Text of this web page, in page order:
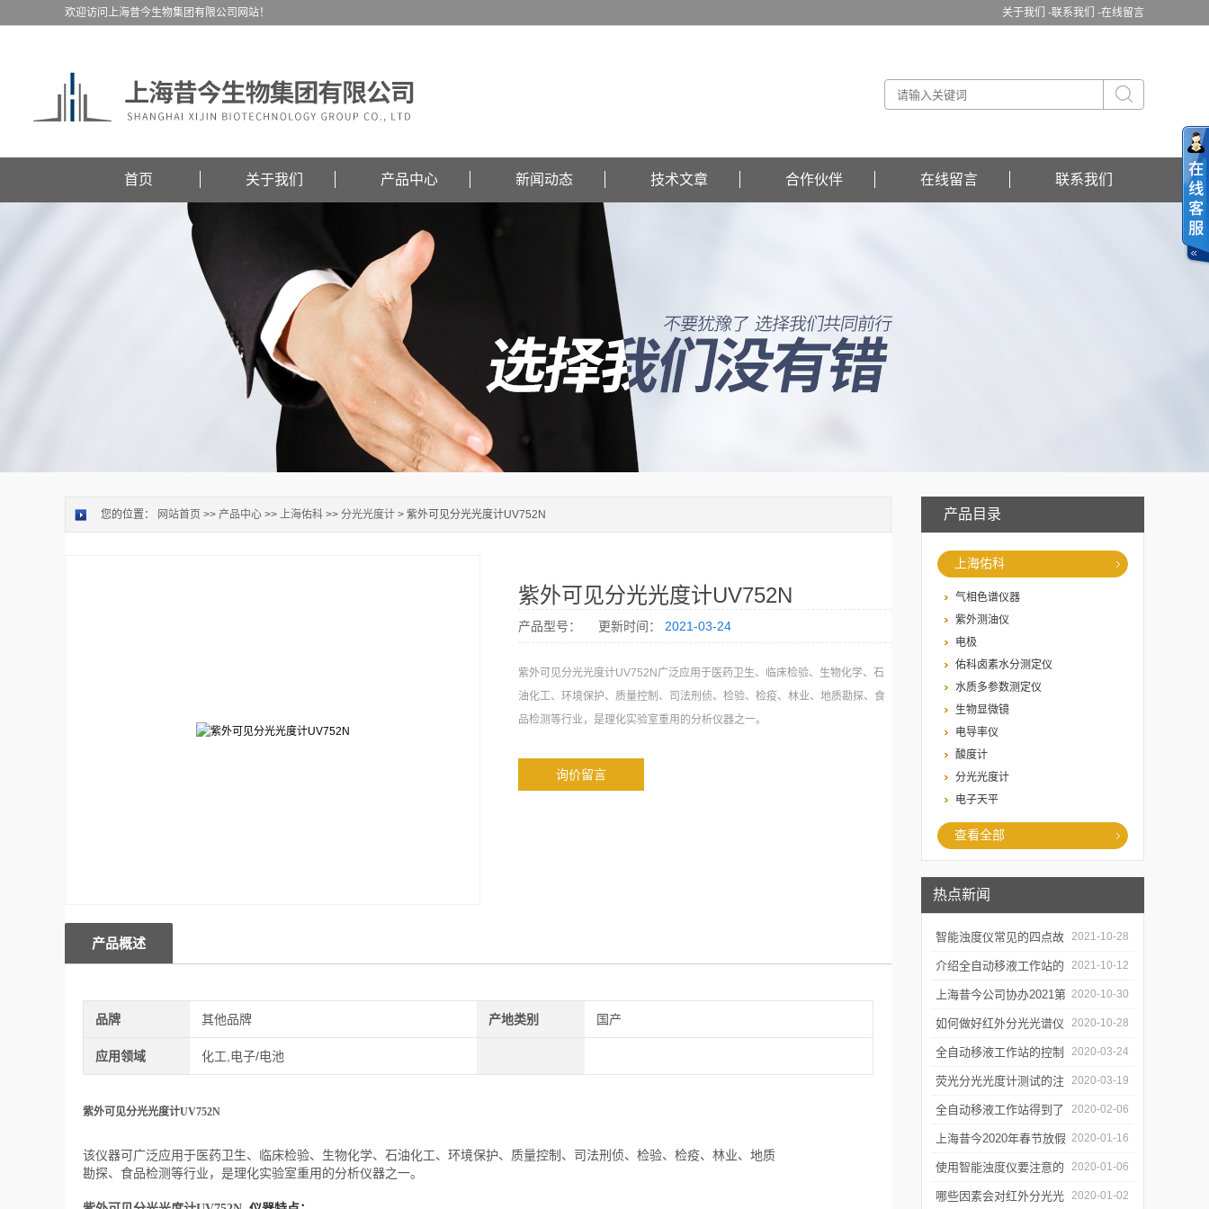
关于我们 -联系我们 -在线留言
欢迎访问上海昔今生物集团有限公司网站！
首页 关于我们 产品中心 新闻动态 技术文章 合作伙伴 在线留言 联系我们
产品目录
上海佑科
气相色谱仪器
紫外测油仪
电极
佑科卤素水分测定仪
水质多参数测定仪
生物显微镜
电导率仪
酸度计
分光光度计
电子天平
查看全部
热点新闻
智能浊度仪常见的四点故
障
2021-10-28
介绍全自动移液工作站的
三种移液方式
2021-10-12
上海昔今公司协办2021第
二届上海沪助科研圈发展
年会
2020-10-30
如何做好红外分光光谱仪
的防潮工作
2020-10-28
全自动移液工作站的控制
软件有哪些特点
2020-03-24
荧光分光光度计测试的注
意事项有哪些
2020-03-19
全自动移液工作站得到了
广泛的应用
2020-02-06
上海昔今2020年春节放假
通知
2020-01-16
使用智能浊度仪要注意的
几个要点
2020-01-06
哪些因素会对红外分光光 2020-01-02
您的位置： 网站首页 >> 产品中心 >> 上海佑科 >> 分光光度计 > 紫外可见分光光度计UV752N
紫外可见分光光度计UV752N
产品型号： 更新时间： 2021-03-24
紫外可见分光光度计UV752N广泛应用于医药卫生、临床检验、生物化学、石
油化工、环境保护、质量控制、司法刑侦、检验、检疫、林业、地质勘探、食
品检测等行业，是理化实验室重用的分析仪器之一。
询价留言
产品概述
品牌 其他品牌 产地类别 国产
应用领域 化工,电子/电池
紫外可见分光光度计UV752N
该仪器可广泛应用于医药卫生、临床检验、生物化学、石油化工、环境保护、质量控制、司法刑侦、检验、检疫、林业、地质
勘探、食品检测等行业，是理化实验室重用的分析仪器之一。